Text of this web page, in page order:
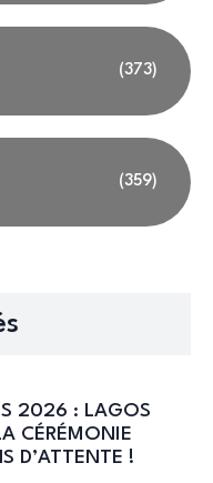
(373)
(359)
2026 : LAGOS
CÉRÉMONIE
D’ATTENTE !